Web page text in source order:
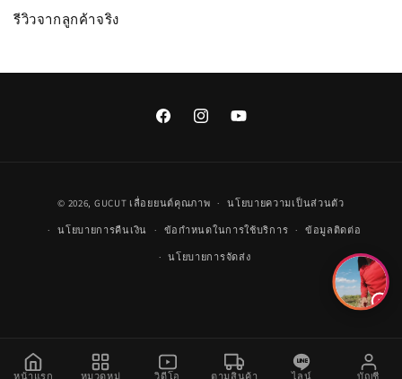
รีวิวจากลูกค้าจริง
FacebookInstagramYouTube
การ
ชำระ
เงิน
© 2026, GUCUT เลื่อยยนต์คุณภาพ นโยบายความเป็นส่วนตัว
นโยบายการคืนเงิน ข้อกำหนดในการใช้บริการ ข้อมูลติดต่อ
นโยบายการจัดส่ง
หน้าแรก หมวดหมู่ วิดีโอ ตามสินค้า ไลน์ บัญชี